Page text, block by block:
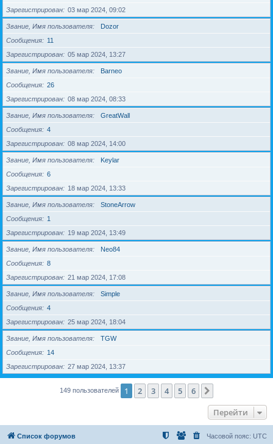
Зарегистрирован
03 мар 2024, 09:02
Звание, Имя пользователя
Dozor
Сообщения
11
Зарегистрирован
05 мар 2024, 13:27
Звание, Имя пользователя
Barneo
Сообщения
26
Зарегистрирован
08 мар 2024, 08:33
Звание, Имя пользователя
GreatWall
Сообщения
4
Зарегистрирован
08 мар 2024, 14:00
Звание, Имя пользователя
Keylar
Сообщения
6
Зарегистрирован
18 мар 2024, 13:33
Звание, Имя пользователя
StoneArrow
Сообщения
1
Зарегистрирован
19 мар 2024, 13:49
Звание, Имя пользователя
Neo84
Сообщения
8
Зарегистрирован
21 мар 2024, 17:08
Звание, Имя пользователя
Simple
Сообщения
4
Зарегистрирован
25 мар 2024, 18:04
Звание, Имя пользователя
TGW
Сообщения
14
Зарегистрирован
27 мар 2024, 13:37
149 пользователей 1 2 3 4 5 6
Перейти
Список форумов Часовой пояс: UTC